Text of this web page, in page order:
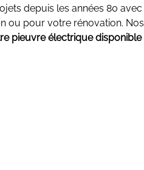
depuis les années 80
ou pour votre rénovation.
pieuvre électrique disponible